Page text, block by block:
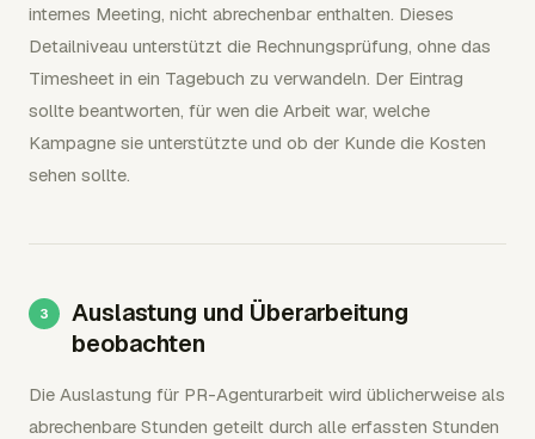
internes Meeting, nicht abrechenbar enthalten. Dieses
Detailniveau unterstützt die Rechnungsprüfung, ohne das
Timesheet in ein Tagebuch zu verwandeln. Der Eintrag
sollte beantworten, für wen die Arbeit war, welche
Kampagne sie unterstützte und ob der Kunde die Kosten
sehen sollte.
Auslastung und Überarbeitung
beobachten
Die Auslastung für PR-Agenturarbeit wird üblicherweise als
abrechenbare Stunden geteilt durch alle erfassten Stunden